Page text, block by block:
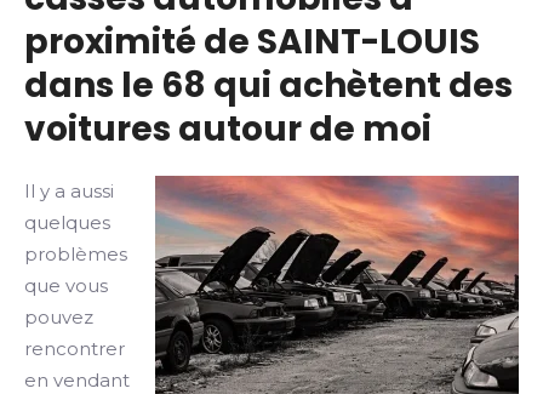
proximité de SAINT-LOUIS
dans le 68 qui achètent des
voitures autour de moi
Il y a aussi
quelques
problèmes
que vous
pouvez
rencontrer
en vendant